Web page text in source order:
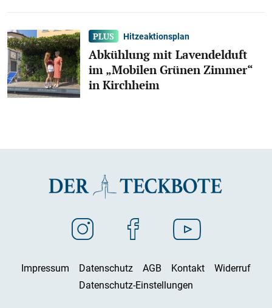
Hitzeaktionsplan
Abkühlung mit Lavendelduft
im „Mobilen Grünen Zimmer“
in Kirchheim
Impressum Datenschutz AGB Kontakt
Widerruf
Datenschutz-Einstellungen